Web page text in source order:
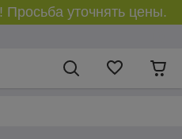
уточнять цены.